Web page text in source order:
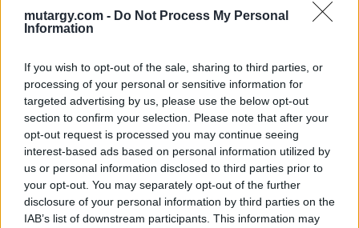
mutargy.com - Do Not Process My Personal
Information
If you wish to opt-out of the sale, sharing to third parties, or
processing of your personal or sensitive information for
targeted advertising by us, please use the below opt-out
section to confirm your selection. Please note that after your
opt-out request is processed you may continue seeing
interest-based ads based on personal information utilized by
us or personal information disclosed to third parties prior to
your opt-out. You may separately opt-out of the further
disclosure of your personal information by third parties on the
IAB’s list of downstream participants. This information may
Aukció helye: aukcio.net
Eladó adatai
Eladó:Aukcio.net - Mike
Portobello Aukciósház
Cím: Vízkeleti Lívia
Mipo Kft
Budapest
+36703805044